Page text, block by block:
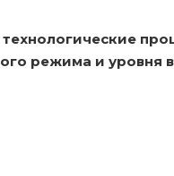
режима и уровня